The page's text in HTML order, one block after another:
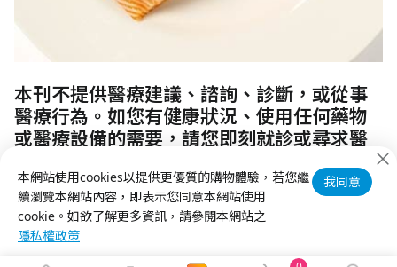
​本刊不提供醫療建議、諮詢、診斷，或從事
醫療行為。如您有健康狀況、使用任何藥物
或醫療設備的需要，請您即刻就診或尋求醫
本網站使用cookies以提供更優質的購物體驗，若您繼
續瀏覽本網站內容，即表示您同意本網站使用
cookie。如欲了解更多資訊，請參閱本網站之
隱私權政策
我同意